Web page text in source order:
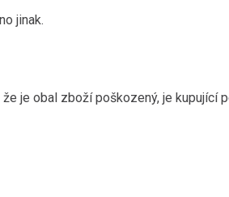
jinak.
je obal zboží poškozený, je kupující